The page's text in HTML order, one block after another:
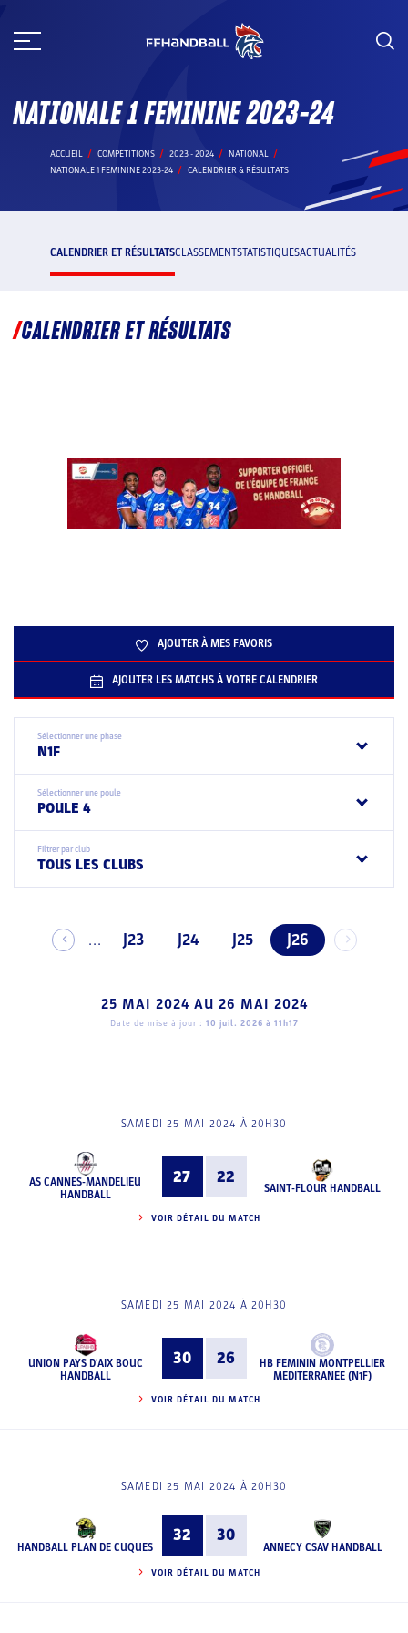
au
NATIONALE 1 FEMININE 2023-24
ACCUEIL COMPÉTITIONS 2023 - 2024
NATIONAL
NATIONALE 1 FEMININE 2023-24
CALENDRIER & RÉSULTATS
CALENDRIER ET RÉSULTATSCLASSEMENTSTATISTIQUESACTUALITÉS
CALENDRIER ET RÉSULTATS
AJOUTER À MES FAVORIS
AJOUTER LES MATCHS À VOTRE CALENDRIER
Sélectionner une phase
N1F
Sélectionner une poule
POULE 4
Filtrer par club
TOUS LES CLUBS
... J23 J24 J25 J26
25 MAI 2024AU 26 MAI 2024
Date de mise à jour : 10 juil. 2026 à 11h17
SAMEDI 25 MAI 2024 À 20H30
AS CANNES-MANDELIEU
HANDBALL
27 22
SAINT-FLOUR HANDBALL
VOIR DÉTAIL DU MATCH
SAMEDI 25 MAI 2024 À 20H30
UNION PAYS D'AIX BOUC
HANDBALL
30 26
HB FEMININ MONTPELLIER
MEDITERRANEE (N1F)
VOIR DÉTAIL DU MATCH
SAMEDI 25 MAI 2024 À 20H30
HANDBALL PLAN DE CUQUES
32 30
ANNECY CSAV HANDBALL
VOIR DÉTAIL DU MATCH